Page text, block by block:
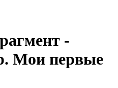
-
Мои первые